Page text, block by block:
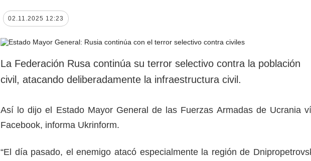
02.11.2025 12:23
La Federación Rusa continúa su terror selectivo contra la población
civil, atacando deliberadamente la infraestructura civil.
Así lo dijo el Estado Mayor General de las Fuerzas Armadas de Ucrania
Facebook, informa Ukrinform.
“El día pasado, el enemigo atacó especialmente la región de